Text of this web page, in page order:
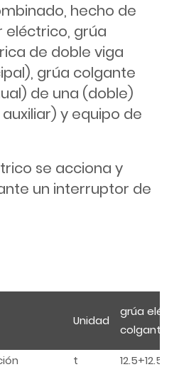
hecho de
grúa
de doble viga
grúa colgante
de una (doble)
y equipo de
se acciona y
un interruptor de
Unidad
grúa
colgante
t
12.5+12.5